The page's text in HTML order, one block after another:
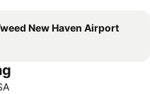
New Haven Airport